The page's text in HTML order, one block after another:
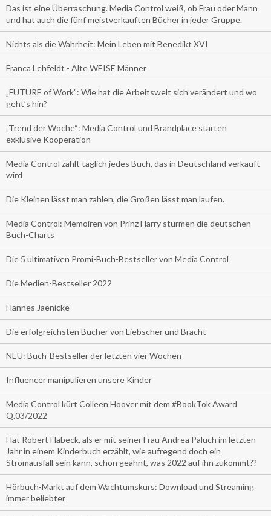
Das ist eine Überraschung. Media Control weiß, ob Frau oder Mann
und hat auch die fünf meistverkauften Bücher in jeder Gruppe.
Nichts als die Wahrheit: Mein Leben mit Benedikt XVI
Franca Lehfeldt - Alte WEISE Männer
„FUTURE of Work”: Wie hat die Arbeitswelt sich verändert und wo
geht’s hin?
„Trend der Woche“: Media Control und Brandplace starten
exklusive Kooperation
Media Control zählt täglich jedes Buch, das in Deutschland verkauft
wird
Die Kleinen lässt man zahlen, die Großen lässt man laufen.
Media Control: Memoiren von Prinz Harry stürmen die deutschen
Buch-Charts
Die 5 ultimativen Promi-Buch-Bestseller von Media Control
Die Medien-Bestseller 2022
Hannes Jaenicke
Die erfolgreichsten Bücher von Liebscher und Bracht
NEU: Buch-Bestseller der letzten vier Wochen
Influencer manipulieren unsere Kinder
Media Control kürt Colleen Hoover mit dem #BookTok Award
Q.03/2022
Hat Robert Habeck, als er mit seiner Frau Andrea Paluch im letzten
Jahr in einem Kinderbuch erzählt, wie aufregend doch ein
Stromausfall sein kann, schon geahnt, was 2022 auf ihn zukommt??
Hörbuch-Markt auf dem Wachtumskurs: Download und Streaming
immer beliebter